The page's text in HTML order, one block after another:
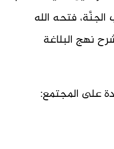
فتحه الله
نهج البلاغة
على المجتمع: